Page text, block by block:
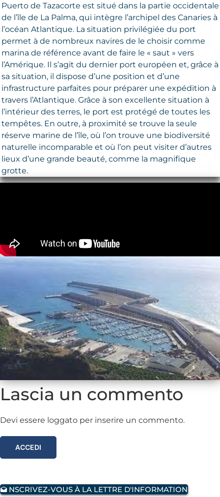
Puerto de Tazacorte est situé dans la partie occidentale
de l’île de La Palma, qui intègre l’archipel des Canaries à
l’océan Atlantique. La situation privilégiée du port
permet à de nombreux navires de le choisir comme
marina de référence avant de faire le « saut » vers
l’Amérique. Il s’agit du dernier port européen et, grâce à
sa situation, il dispose d’une position et d’une
infrastructure parfaites pour préparer une expédition à
travers l’Atlantique. Grâce à son excellente situation à
l’intérieur des terres, le port est protégé de toutes les
tempêtes. En outre, à proximité se trouve la seule
réserve marine de l’île, où l’on trouve une biodiversité
naturelle incomparable et où l’on peut visiter d’autres
lieux d’une grande beauté, comme la magnifique
grotte.
Lascia un commento
Devi essere loggato per inserire un commento.
ACCEDI
NSCRIVEZ-VOUS À LA LETTRE D'INFORMATION